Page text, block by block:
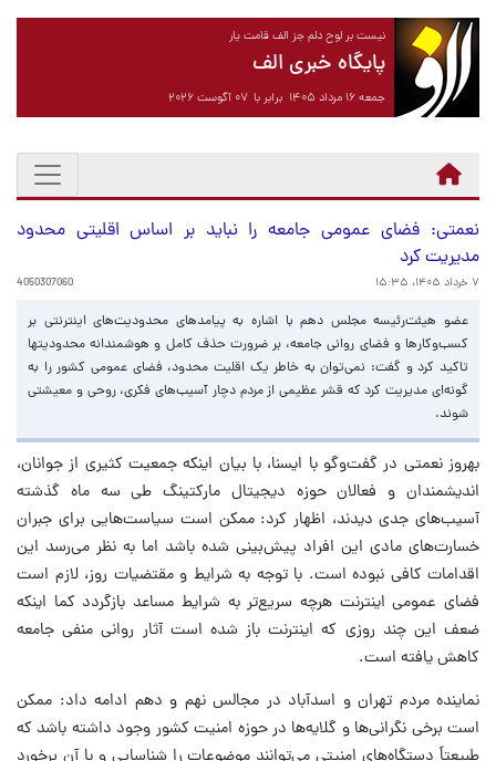
نیست بر لوح دلم جز الف قامت یار
پایگاه خبری الف
جمعه ۱۶ مرداد ۱۴۰۵ برابر با ۰۷ آگوست ۲۰۲۶
نعمتی: فضای عمومی جامعه را نباید بر اساس اقلیتی محدود
مدیریت کرد
۷ خرداد ۱۴۰۵، ۱۵:۳۵ 4050307060
عضو هیئت‌رئیسه مجلس دهم با اشاره به پیامدهای محدودیت‌های اینترنتی بر
کسب‌وکارها و فضای روانی جامعه، بر ضرورت حذف کامل و هوشمندانه محدودیتها
تاکید کرد و گفت: نمی‌توان به خاطر یک اقلیت محدود، فضای عمومی کشور را به
گونه‌ای مدیریت کرد که قشر عظیمی از مردم دچار آسیب‌های فکری، روحی و معیشتی
شوند.
بهروز نعمتی در گفت‌وگو با ایسنا، با بیان اینکه جمعیت کثیری از جوانان،
اندیشمندان و فعالان حوزه دیجیتال مارکتینگ طی سه ماه گذشته
آسیب‌های جدی دیدند، اظهار کرد: ممکن است سیاست‌هایی برای جبران
خسارت‌های مادی این افراد پیش‌بینی شده باشد اما به نظر می‌رسد این
اقدامات کافی نبوده است. با توجه به شرایط و مقتضیات روز، لازم است
فضای عمومی اینترنت هرچه سریع‌تر به شرایط مساعد بازگردد کما اینکه
ضعف این چند روزی که اینترنت باز شده است آثار روانی منفی جامعه
کاهش یافته است.
نماینده مردم تهران و اسدآباد در مجالس نهم و دهم ادامه داد: ممکن
است برخی نگرانی‌ها و گلایه‌ها در حوزه امنیت کشور وجود داشته باشد که